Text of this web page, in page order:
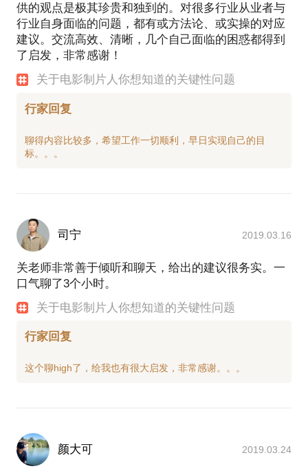
供的观点是极其珍贵和独到的。对很多行业从业者与
行业自身面临的问题，都有或方法论、或实操的对应
建议。交流高效、清晰，几个自己面临的困惑都得到
了启发，非常感谢！
关于电影制片人你想知道的关键性问题
行家回复
聊得内容比较多，希望工作一切顺利，早日实现自己的目
司宁 2019.03.16
关老师非常善于倾听和聊天，给出的建议很务实。一
口气聊了3个小时。
关于电影制片人你想知道的关键性问题
行家回复
颜大可 2019.03.24